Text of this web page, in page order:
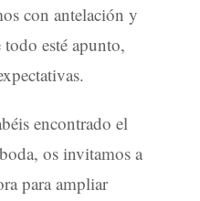
con antelación y
esté apunto,
encontrado el
boda, os invitamos a
para ampliar